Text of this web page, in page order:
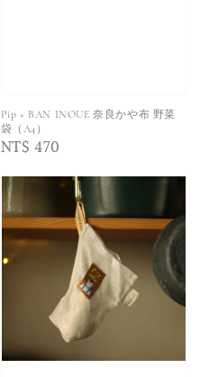
Pip × BAN INOUE 奈良かや布 野菜
袋（A4）
Regular
NT$ 470